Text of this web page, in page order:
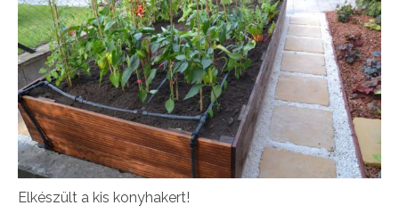
Elkészült a kis konyhakert!